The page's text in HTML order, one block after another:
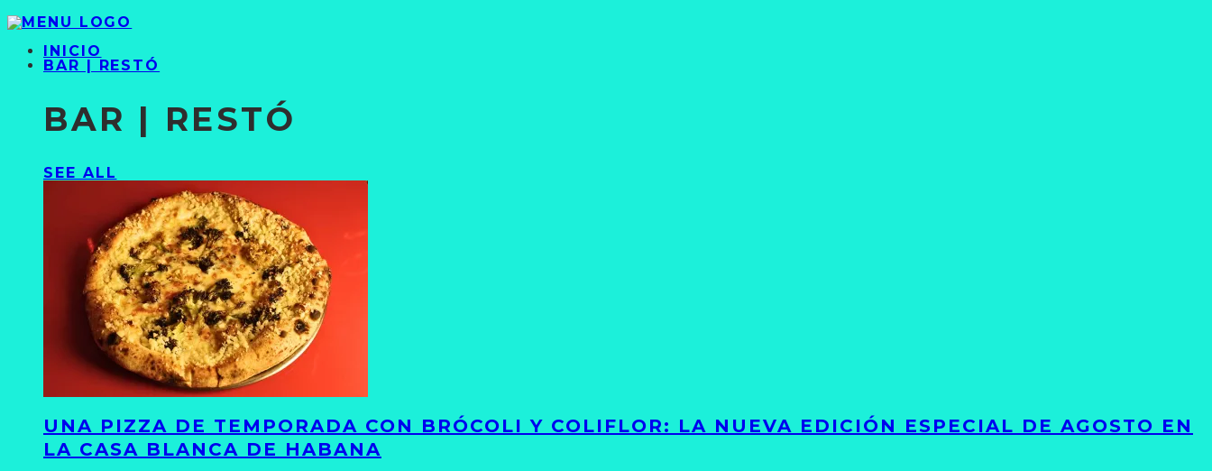
INICIO
BAR | RESTÓ
BAR | RESTÓ
SEE ALL
UNA PIZZA DE TEMPORADA CON BRÓCOLI Y COLIFLOR: LA NUEVA EDICIÓN ESPECIAL DE AGOSTO EN
LA CASA BLANCA DE HABANA